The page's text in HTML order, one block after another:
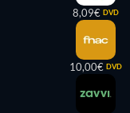
8,09€ DVD
10,00€ DVD